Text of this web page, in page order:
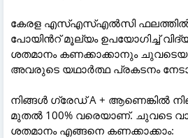
കേരള എസ്‌എസ്‌എൽ‌സി
പോയിൻറ് മൂല്യം ഉപയോഗിച്ച്
ശതമാനം കണക്കാക്കാനും
അവരുടെ യഥാർത്ഥ പ്രകടനം
നിങ്ങൾ ഗ്രേഡ് A + ആണെങ്കിൽ
മുതൽ 100% വരെയാണ്. ചുവടെ
ശതമാനം എങ്ങനെ കണക്കാക്കാം: